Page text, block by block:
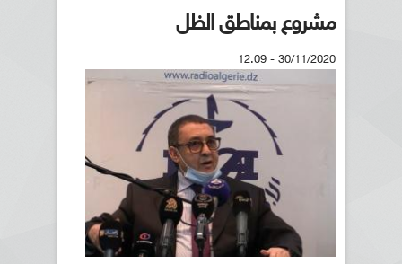
مشروع بمناطق الظل
30/11/2020 - 12:09